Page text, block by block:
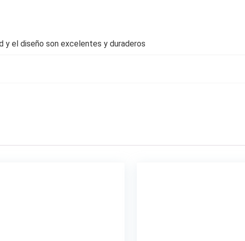
y el diseño son excelentes y duraderos